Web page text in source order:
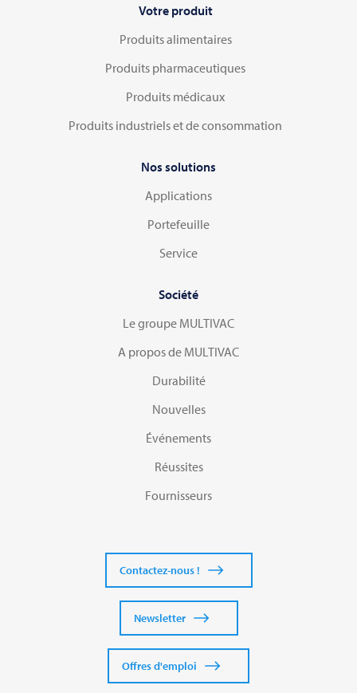
Votre produit
Produits alimentaires
Produits pharmaceutiques
Produits médicaux
Produits industriels et de consommation
Nos solutions
Applications
Portefeuille
Service
Société
Le groupe MULTIVAC
A propos de MULTIVAC
Durabilité
Nouvelles
Événements
Réussites
Fournisseurs
Contactez-nous !
Newsletter
Offres d'emploi